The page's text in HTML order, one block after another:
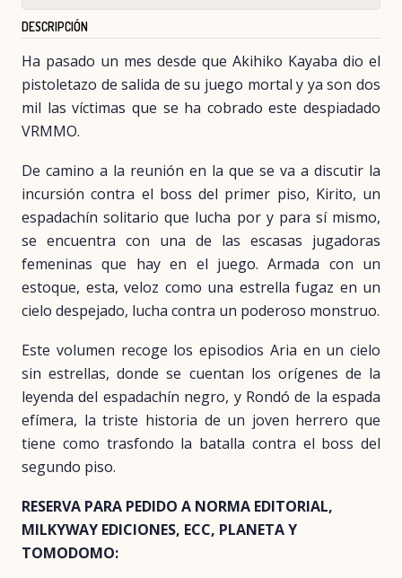
DESCRIPCIÓN
Ha pasado un mes desde que Akihiko Kayaba dio el
pistoletazo de salida de su juego mortal y ya son dos
mil las víctimas que se ha cobrado este despiadado
VRMMO.
De camino a la reunión en la que se va a discutir la
incursión contra el boss del primer piso, Kirito, un
espadachín solitario que lucha por y para sí mismo,
se encuentra con una de las escasas jugadoras
femeninas que hay en el juego. Armada con un
estoque, esta, veloz como una estrella fugaz en un
cielo despejado, lucha contra un poderoso monstruo.
Este volumen recoge los episodios Aria en un cielo
sin estrellas, donde se cuentan los orígenes de la
leyenda del espadachín negro, y Rondó de la espada
efímera, la triste historia de un joven herrero que
tiene como trasfondo la batalla contra el boss del
segundo piso.
RESERVA PARA PEDIDO A NORMA EDITORIAL,
MILKYWAY EDICIONES, ECC, PLANETA Y
TOMODOMO: